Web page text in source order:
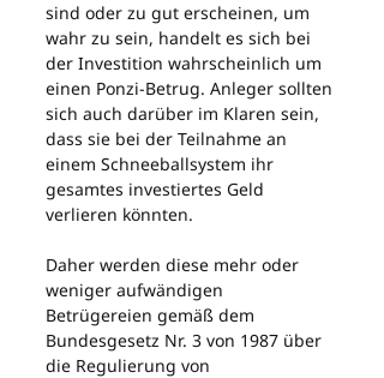
sind oder zu gut erscheinen, um
wahr zu sein, handelt es sich bei
der Investition wahrscheinlich um
einen Ponzi-Betrug. Anleger sollten
sich auch darüber im Klaren sein,
dass sie bei der Teilnahme an
einem Schneeballsystem ihr
gesamtes investiertes Geld
verlieren könnten.
Daher werden diese mehr oder
weniger aufwändigen
Betrügereien gemäß dem
Bundesgesetz Nr. 3 von 1987 über
die Regulierung von